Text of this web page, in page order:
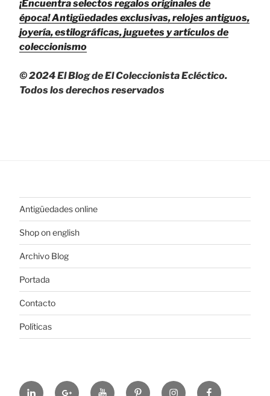
¡Encuentra selectos regalos originales de
época!Antigüedades exclusivas, relojes antiguos,
joyería, estilográficas, juguetes y artículos de
coleccionismo
© 2024 El Blog de El Coleccionista Ecléctico.
Todos los derechos reservados
Antigüedades online
Shop on english
Archivo Blog
Portada
Contacto
Políticas
https://www.linkedin.com/in/%C3%B3scar-
https://plus.google.com/u/0/
https://www.youtube.com/channel/
https://es.pinterest.com/
https://
https://